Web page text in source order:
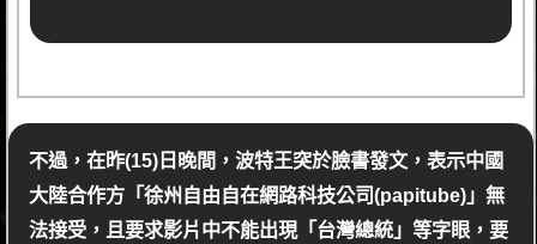
不過，在昨(15)日晚間，波特王突於臉書發文，表示中國
大陸合作方「徐州自由自在網路科技公司(papitube)」無
法接受，且要求影片中不能出現「台灣總統」等字眼，要